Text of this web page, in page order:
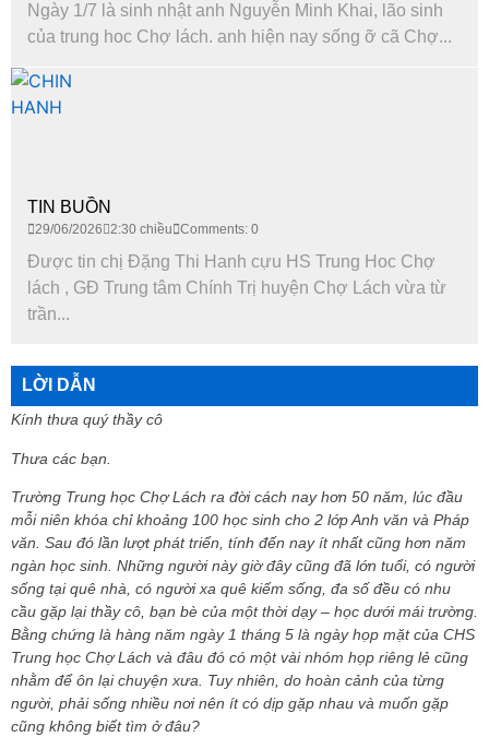
Ngày 1/7 là sinh nhật anh Nguyễn Minh Khai, lão sinh
của trung hoc Chợ lách. anh hiện nay sống ỡ cã Chợ...
TIN BUỒN
29/06/2026 2:30 chiều Comments: 0
Được tin chị Đặng Thi Hanh cựu HS Trung Hoc Chợ
lách , GĐ Trung tâm Chính Trị huyện Chợ Lách vừa từ
trần...
LỜI DẪN
Kính thưa quý thầy cô
Thưa các bạn.
Trường Trung học Chợ Lách ra đời cách nay hơn 50 năm, lúc đầu
mỗi niên khóa chỉ khoảng 100 học sinh cho 2 lớp Anh văn và Pháp
văn. Sau đó lần lượt phát triển, tính đến nay ít nhất cũng hơn năm
ngàn học sinh. Những người này giờ đây cũng đã lớn tuổi, có người
sống tại quê nhà, có người xa quê kiếm sống, đa số đều có nhu
cầu gặp lại thầy cô, bạn bè của một thời dạy – học dưới mái trường.
Bằng chứng là hàng năm ngày 1 tháng 5 là ngày họp mặt của CHS
Trung học Chợ Lách và đâu đó có một vài nhóm họp riêng lẻ cũng
nhằm để ôn lại chuyện xưa. Tuy nhiên, do hoàn cảnh của từng
người, phải sống nhiều nơi nên ít có dịp gặp nhau và muốn gặp
cũng không biết tìm ở đâu?